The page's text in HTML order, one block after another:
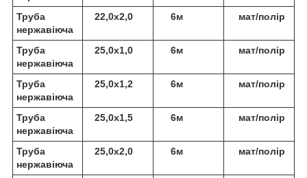
Труба
нержавіюча
22,0х2,0 6м мат/полір
Труба
нержавіюча
25,0х1,0 6м мат/полір
Труба
нержавіюча
25,0х1,2 6м мат/полір
Труба
нержавіюча
25,0х1,5 6м мат/полір
Труба
нержавіюча
25,0х2,0 6м мат/полір